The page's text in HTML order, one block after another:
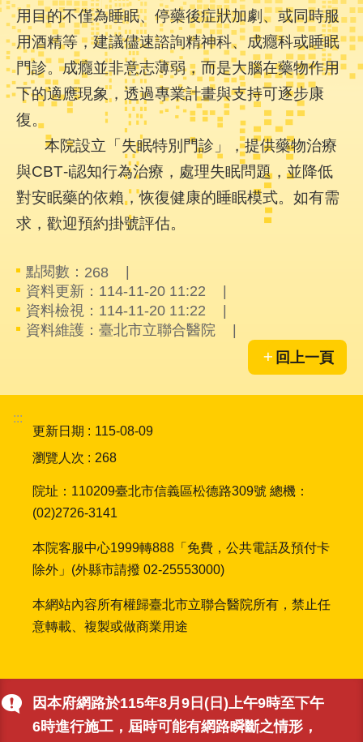
因本府網路於115年8月9日(日)上午9時至下午
6時進行施工，屆時可能有網路瞬斷之情形，
文
件
格
式
雙
語
隱
權
資
訊
安
全
政
我
們
FAQ
用目的不僅為睡眠、停藥後症狀加劇、或同時服
用酒精等，建議儘速諮詢精神科、成癮科或睡眠
門診。成癮並非意志薄弱，而是大腦在藥物作用
下的適應現象，透過專業計畫與支持可逐步康
復。
本院設立「失眠特別門診」，提供藥物治療
與CBT‑i認知行為治療，處理失眠問題，並降低
對安眠藥的依賴，恢復健康的睡眠模式。如有需
求，歡迎預約掛號評估。
點閱數： 268
資料更新：114-11-20 11:22
資料檢視：114-11-20 11:22
資料維護：臺北市立聯合醫院
回上一頁
:::
更新日期
115-08-09
瀏覽人次
268
院址：110209臺北市信義區松德路309號 總機：
(02)2726-3141
本院客服中心1999轉888「免費，公共電話及預付卡
除外」(外縣市請撥 02-25553000)
本網站內容所有權歸臺北市立聯合醫院所有，禁止任
意轉載、複製或做商業用途